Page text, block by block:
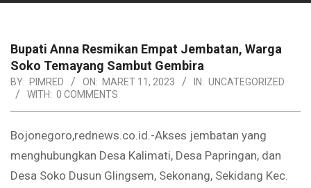
Bupati Anna Resmikan Empat Jembatan, Warga
Soko Temayang Sambut Gembira
BY: PIMRED ON: MARET 11, 2023 IN: UNCATEGORIZED
WITH: 0 COMMENTS
Bojonegoro,rednews.co.id.-Akses jembatan yang
menghubungkan Desa Kalimati, Desa Papringan, dan
Desa Soko Dusun Glingsem, Sekonang, Sekidang Kec.